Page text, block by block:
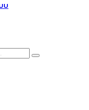
บ
Search